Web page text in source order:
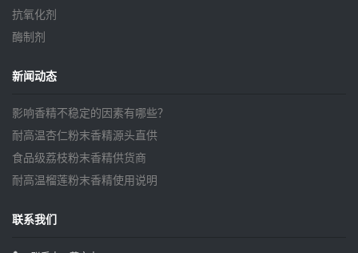
抗氧化剂
酶制剂
新闻动态
影响香精不稳定的因素有哪些？
耐高温杏仁粉末香精源头直供
食品级荔枝粉末香精供货商
耐高温榴莲粉末香精使用说明
联系我们